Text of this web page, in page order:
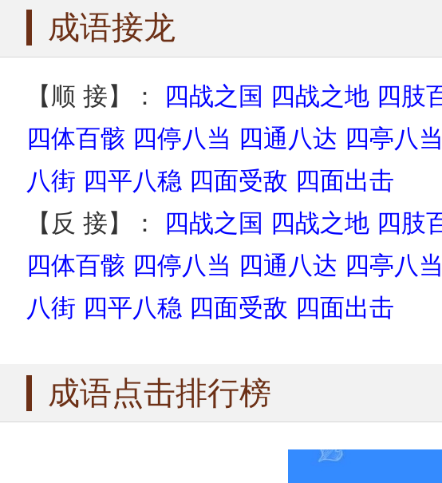
成语接龙
【顺 接】： 四战之国 四战之地 四肢
四体百骸 四停八当 四通八达 四亭八当
八街 四平八稳 四面受敌 四面出击
【反 接】： 四战之国 四战之地 四肢
四体百骸 四停八当 四通八达 四亭八当
八街 四平八稳 四面受敌 四面出击
成语点击排行榜